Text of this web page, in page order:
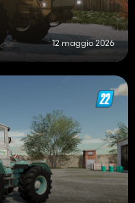
12 maggio 2026